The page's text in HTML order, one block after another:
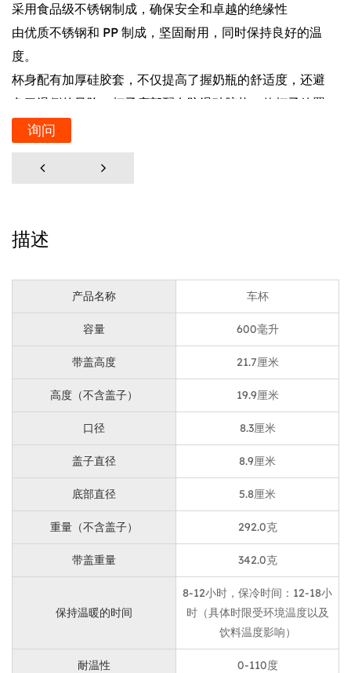
采用食品级不锈钢制成，确保安全和卓越的绝缘性
由优质不锈钢和 PP 制成，坚固耐用，同时保持良好的温
度。
杯身配有加厚硅胶套，不仅提高了握奶瓶的舒适度，还避
免了滑倒的风险。杯子底部配有防滑硅胶垫，使杯子放置
在不同表面时更稳定，不易翻倒。
优势卖点
紧密贴合在汽车杯架中，方便取放，非常适合日常通勤或
保安全放置而不会溢出。
蓝色机身搭配黑色硅胶套，营造出现代感的外观，适合各
种风格喜好的用户。
材料和工艺
内外材质均采用食品级S/S304不锈钢，还可大批量定制
采用双层真空技术，大大提高了保温性能，更长久地保持
冷热饮品的温度。
采用食品级PP塑料制成，耐热、耐用、安全。
环保硅胶，防滑耐磨，握感柔软舒适。
底部提供防滑功能，减少翻倒的机会，适合各种汽车和办
单手按压即可饮用的设计非常适合办公桌，方便补水。硅
胶手柄方便携带，非常适合户外运动、野餐和旅行。压盖
设计对于驾驶员来说非常方便，可以安全地单手操作。
询问
描述
产品名称 车杯
容量 600毫升
带盖高度 21.7厘米
高度（不含盖子） 19.9厘米
口径 8.3厘米
盖子直径 8.9厘米
底部直径 5.8厘米
重量（不含盖子） 292.0克
带盖重量 342.0克
保持温暖的时间
8-12小时，保冷时间：12-18小
时（具体时限受环境温度以及
饮料温度影响）
耐温性 0-110度